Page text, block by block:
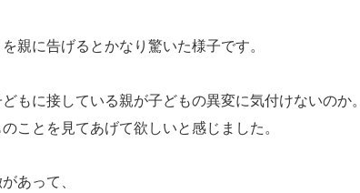
親に告げるとかなり驚いた様子です。
もに接している親が子どもの異変に気付けないのか。
ことを見てあげて欲しいと感じました。
あって、